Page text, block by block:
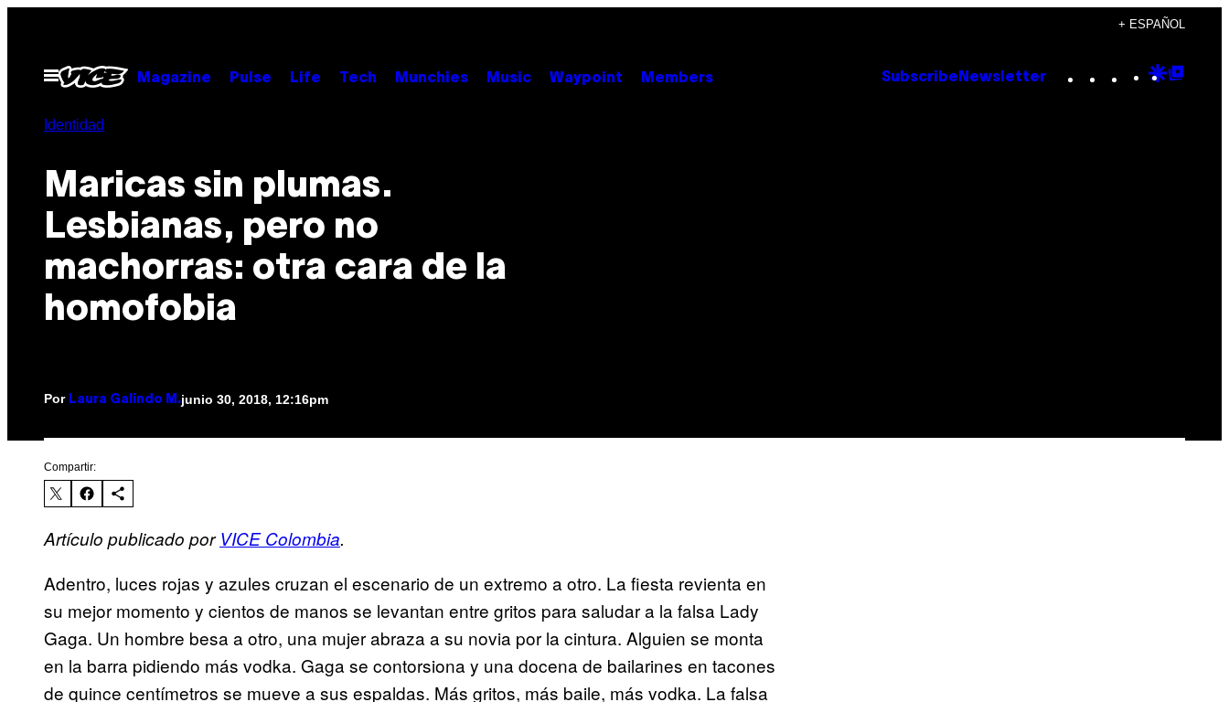
contenido
+ ESPAÑOL
Abrir
Menú
Magazine Pulse Life Tech Munchies Music Waypoint Members Subscribe Newsletter Instagram
TikTok
YouTube
Google
Identidad
Maricas sin plumas.
Lesbianas, pero no
machorras: otra cara de la
homofobia
Por Laura Galindo M.junio 30, 2018, 12:16pm
Compartir:
Artículo publicado porVICE Colombia.
Adentro, luces rojas y azules cruzan el escenario de un extremo a otro. La fiesta revienta en
su mejor momento y cientos de manos se levantan entre gritos para saludar a la falsa Lady
Gaga. Un hombre besa a otro, una mujer abraza a su novia por la cintura. Alguien se monta
en la barra pidiendo más vodka. Gaga se contorsiona y una docena de bailarines en tacones
de quince centímetros se mueve a sus espaldas. Más gritos, más baile, más vodka. La falsa